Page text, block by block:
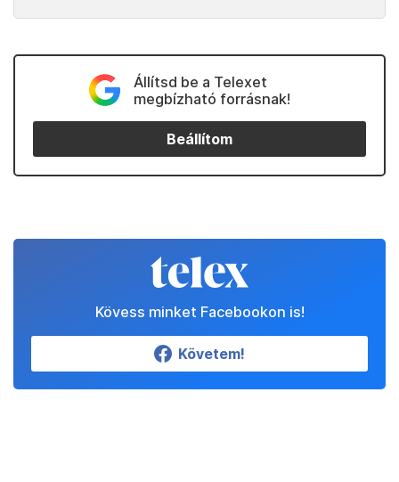
Állítsd be a Telexet
megbízható forrásnak!
Beállítom
Kövess minket Facebookon is!
Követem!